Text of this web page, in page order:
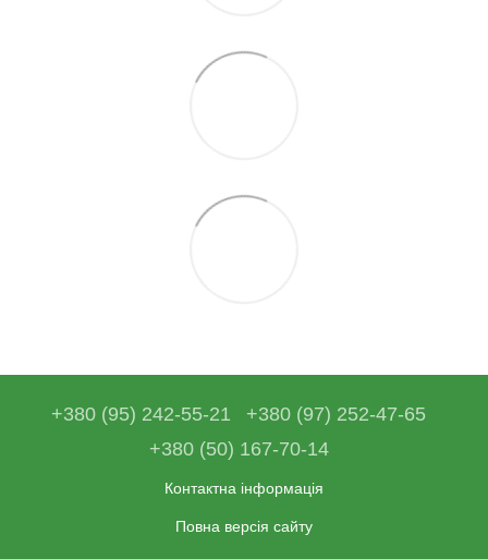
+380 (95) 242-55-21
+380 (97) 252-47-65
+380 (50) 167-70-14
Контактна інформація
Повна версія сайту